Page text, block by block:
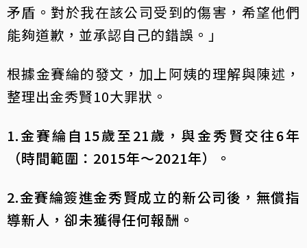
矛盾。對於我在該公司受到的傷害，希望他們
能夠道歉，並承認自己的錯誤。」
根據金賽綸的發文，加上阿姨的理解與陳述，
整理出金秀賢10大罪狀。
1.金賽綸自15歲至21歲，與金秀賢交往6年
（時間範圍：2015年～2021年）。
2.金賽綸簽進金秀賢成立的新公司後，無償指
導新人，卻未獲得任何報酬。